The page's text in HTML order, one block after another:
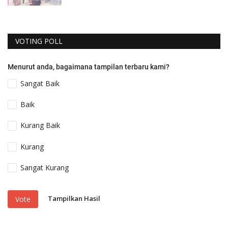
VOTING POLL
Menurut anda, bagaimana tampilan terbaru kami?
Sangat Baik
Baik
Kurang Baik
Kurang
Sangat Kurang
Vote Tampilkan Hasil